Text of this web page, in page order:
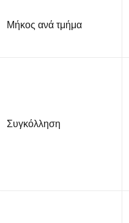
Μήκος ανά τμήμα
Συγκόλληση